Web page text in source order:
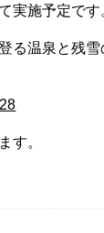
実施予定です
る温泉と残
す。